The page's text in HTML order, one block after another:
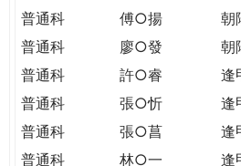
普通科
傅○揚
朝
普通科
廖○發
朝
普通科
許○睿
逢
普通科
張○忻
逢
普通科
張○菖
逢
普通科
林○一
逢